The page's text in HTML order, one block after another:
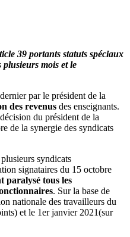
39 portants statuts spéciaux
plusieurs mois et le
par le président de la
des revenus des enseignants.
du président de la
de la synergie des syndicats
syndicats
signataires du 15 octobre
paralysé tous les
. Sur la base de
nationale des travailleurs du
et le 1er janvier 2021(sur